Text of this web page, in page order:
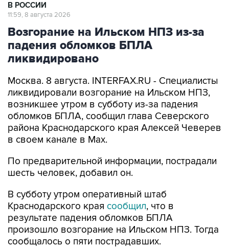
В РОССИИ
11:59, 8 августа 2026
Возгорание на Ильском НПЗ из-за
падения обломков БПЛА
ликвидировано
Москва. 8 августа. INTERFAX.RU - Специалисты
ликвидировали возгорание на Ильском НПЗ,
возникшее утром в субботу из-за падения
обломков БПЛА, сообщил глава Северского
района Краснодарского края Алексей Чеверев
в своем канале в Max.
По предварительной информации, пострадали
шесть человек, добавил он.
В субботу утром оперативный штаб
Краснодарского края сообщил, что в
результате падения обломков БПЛА
произошло возгорание на Ильском НПЗ. Тогда
сообщалось о пяти пострадавших.